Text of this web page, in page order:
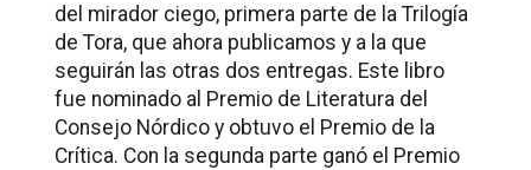
del mirador ciego, primera parte de la Trilogía
de Tora, que ahora publicamos y a la que
seguirán las otras dos entregas. Este libro
fue nominado al Premio de Literatura del
Consejo Nórdico y obtuvo el Premio de la
Crítica. Con la segunda parte ganó el Premio